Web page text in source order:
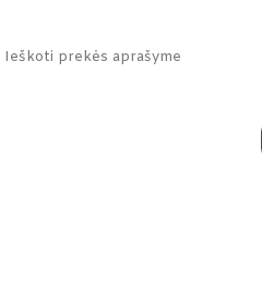
Ieškoti prekės aprašyme